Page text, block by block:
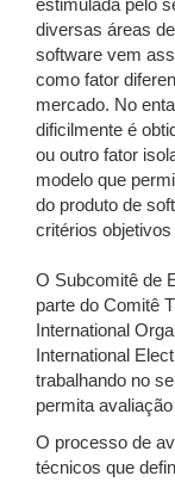
estimulada pelo
diversas áreas
software vem
como fator
mercado. No
dificilmente é
ou outro fator
modelo que
do produto de
critérios
O Subcomitê de
parte do Comitê
International
International
trabalhando no
permita
O processo de
técnicos que